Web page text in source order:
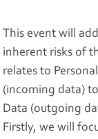
This event will
inherent risks of
relates to
(incoming data)
Data (outgoing
Firstly, we will